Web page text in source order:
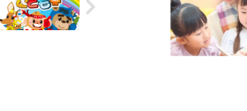
2025年1月